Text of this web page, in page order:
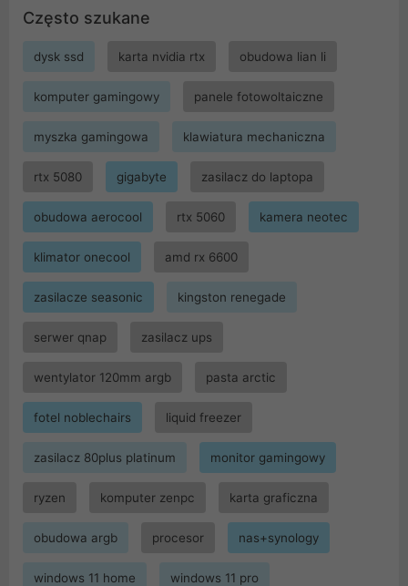
Często szukane
dysk ssd karta nvidia rtx obudowa lian li
komputer gamingowy panele fotowoltaiczne
myszka gamingowa klawiatura mechaniczna
rtx 5080 gigabyte zasilacz do laptopa
obudowa aerocool rtx 5060 kamera neotec
klimator onecool amd rx 6600
zasilacze seasonic kingston renegade
serwer qnap zasilacz ups
wentylator 120mm argb pasta arctic
fotel noblechairs liquid freezer
zasilacz 80plus platinum monitor gamingowy
ryzen komputer zenpc karta graficzna
obudowa argb procesor nas+synology
windows 11 home windows 11 pro